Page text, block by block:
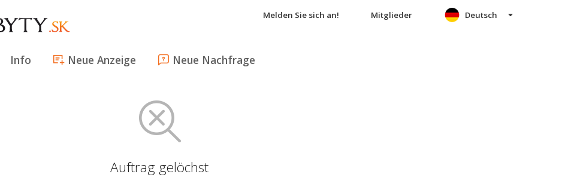
Melden Sie sich an! Mitglieder
Info Neue Anzeige Neue Nachfrage
Deutsch
Auftrag gelöchst